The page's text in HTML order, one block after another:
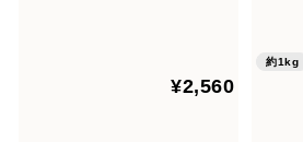
¥2,560
約1kg